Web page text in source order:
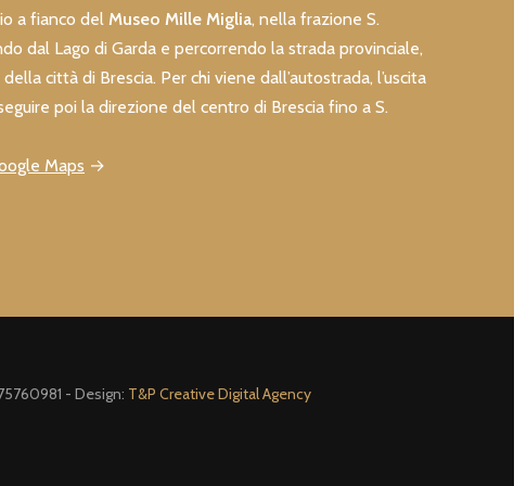
a fianco del Museo Mille Miglia, nella frazione S.
dal Lago di Garda e percorrendo la strada provinciale,
città di Brescia. Per chi viene dall’autostrada, l’uscita
poi la direzione del centro di Brescia fino a S.
Maps →
- Design: T&P Creative Digital Agency